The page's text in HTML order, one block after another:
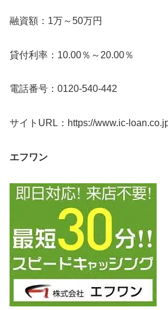
融資額：1万～50万円
貸付利率：10.00％～20.00％
電話番号：0120-540-442
サイトURL：https://www.ic-
エフワン